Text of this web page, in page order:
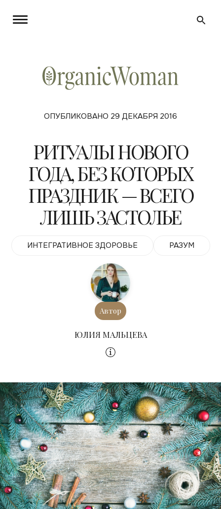
ОПУБЛИКОВАНО 29 ДЕКАБРЯ 2016
РИТУАЛЫ НОВОГО
ГОДА, БЕЗ КОТОРЫХ
ПРАЗДНИК — ВСЕГО
ЛИШЬ ЗАСТОЛЬЕ
ИНТЕГРАТИВНОЕ ЗДОРОВЬЕ РАЗУМ
Автор
ЮЛИЯ МАЛЬЦЕВА